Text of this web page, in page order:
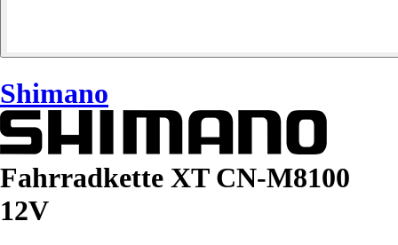
Shimano
Fahrradkette XT CN-M8100
12V